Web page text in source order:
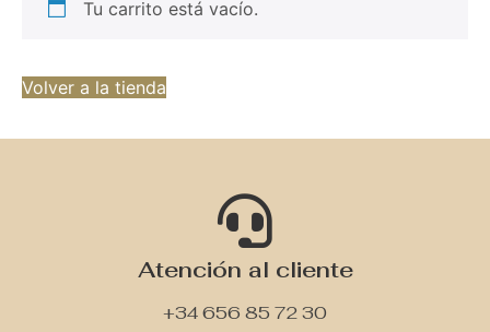
Tu carrito está vacío.
Volver a la tienda
Atención al cliente
+34 656 85 72 30